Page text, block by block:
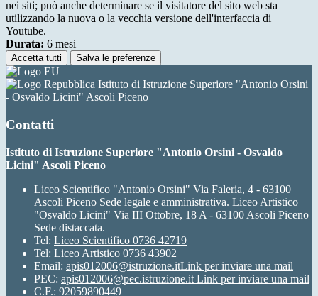
nei siti; può anche determinare se il visitatore del sito web sta
utilizzando la nuova o la vecchia versione dell'interfaccia di
Youtube.
Durata: 6 mesi
Accetta tutti Salva le preferenze
Istituto di Istruzione Superiore "Antonio Orsini
- Osvaldo Licini" Ascoli Piceno
Contatti
Istituto di Istruzione Superiore "Antonio Orsini - Osvaldo
Licini" Ascoli Piceno
Liceo Scientifico "Antonio Orsini" Via Faleria, 4 - 63100
Ascoli Piceno Sede legale e amministrativa. Liceo Artistico
"Osvaldo Licini" Via III Ottobre, 18 A - 63100 Ascoli Piceno
Sede distaccata.
Tel: Liceo Scientifico 0736 42719
Tel: Liceo Artistico 0736 43902
Email: apis012006@istruzione.itLink per inviare una mail
PEC: apis012006@pec.istruzione.it Link per inviare una mail
C.F.: 92059890449